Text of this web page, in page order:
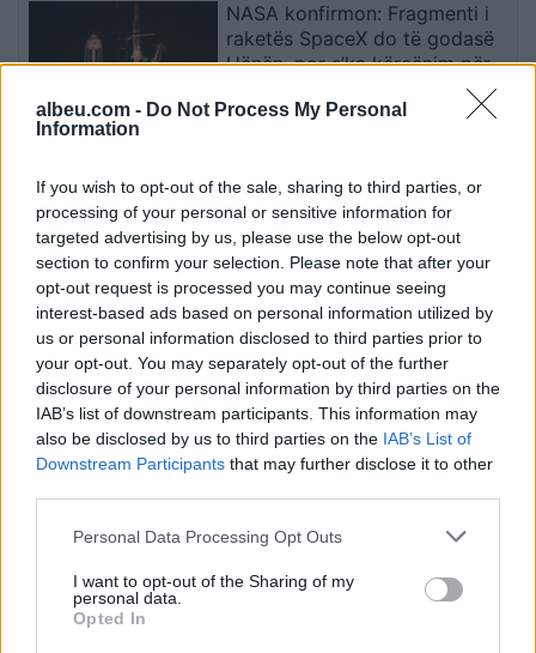
albeu.com - Do Not Process My Personal
Information
If you wish to opt-out of the sale, sharing to third parties, or
processing of your personal or sensitive information for
targeted advertising by us, please use the below opt-out
section to confirm your selection. Please note that after your
opt-out request is processed you may continue seeing
interest-based ads based on personal information utilized by
us or personal information disclosed to third parties prior to
your opt-out. You may separately opt-out of the further
disclosure of your personal information by third parties on the
IAB’s list of downstream participants. This information may
also be disclosed by us to third parties on the IAB’s List of
Downstream Participants that may further disclose it to other
Personal Data Processing Opt Outs
I want to opt-out of the Sharing of my
personal data.
Opted In
NASA konfirmon: Fragmenti i
raketës SpaceX do të godasë
Hënën, por s’ka kërcënim për
pamje të rreme, ekspertët
paralajmërojnë për rrezikun e
dezinformimit
Situata mund të dalë jashtë
kontrollit”, mbi 1,000 ekspertë
kërkojnë frenimin e zhvillimit të
IA-së